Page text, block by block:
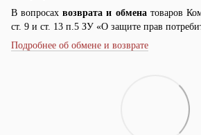
В вопросахвозврата и обменатоваров
ст. 9 и ст. 13 п.5 ЗУ «О защите прав
Подробнее об обмене и возврате